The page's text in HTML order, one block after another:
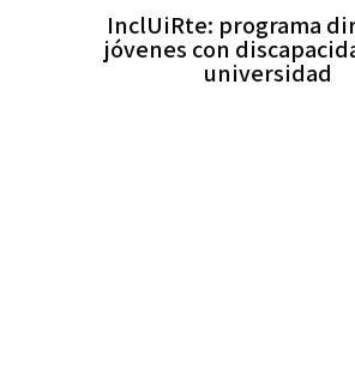
InclUiRte: programa
jóvenes con
universidad